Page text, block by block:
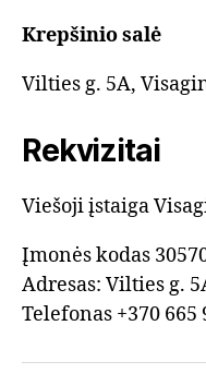
Krepšinio salė
Vilties g. 5A,
Rekvizitai
Viešoji įstaiga
Įmonės kodas
Adresas: Vilties g.
Telefonas +370 665